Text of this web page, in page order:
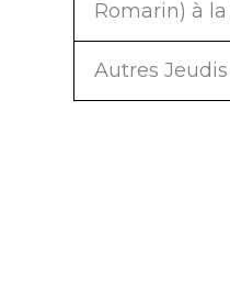
Romarin) à
Autres